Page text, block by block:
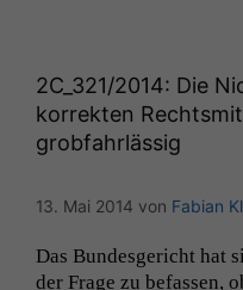
2C_321/2014: Die
korrekten
grobfahrlässig
13. Mai 2014 von Fabian
Das Bun­des­gericht hat
der Frage zu befassen,